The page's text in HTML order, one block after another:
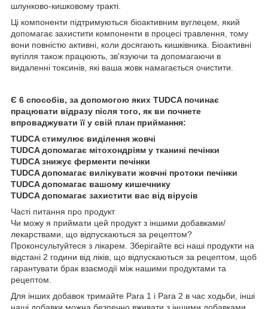
шлунково-кишковому тракті.
Ці компоненти підтримуються біоактивним вуглецем, який
допомагає захистити компоненти в процесі травлення, тому
вони повністю активні, коли досягають кишківника. Біоактивні
вугілля також працюють, зв'язуючи та допомагаючи в
видаленні токсинів, які ваша жовк намагається очистити.
Є 6 способів, за допомогою яких TUDCA починає
працювати відразу після того, як ви почнете
впроваджувати її у свій план приймання:
TUDCA стимулює виділення жовчі
TUDCA допомагає мітохондріям у тканині печінки
TUDCA знижує ферменти печінки
TUDCA допомагає вилікувати жовчні протоки печінки
TUDCA допомагає вашому кишечнику
TUDCA допомагає захистити вас від вірусів
Часті питання про продукт
Чи можу я приймати цей продукт з іншими добавками/
лекарствами, що відпускаються за рецептом?
Проконсультуйтеся з лікарем. Зберігайте всі наші продукти на
відстані 2 години від ліків, що відпускаються за рецептом, щоб
гарантувати брак взаємодії між нашими продуктами та
рецептом.
Для інших добавок тримайте Para 1 і Para 2 в час ходьби, інші
наші добавки можна безпечно вживати з іншими добавками.